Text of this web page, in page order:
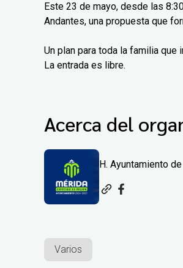
Este 23 de mayo, desde las
Andantes, una propuesta que
Un plan para toda la familia
La entrada es libre.
Acerca del
H. Ayuntamiento
Varios